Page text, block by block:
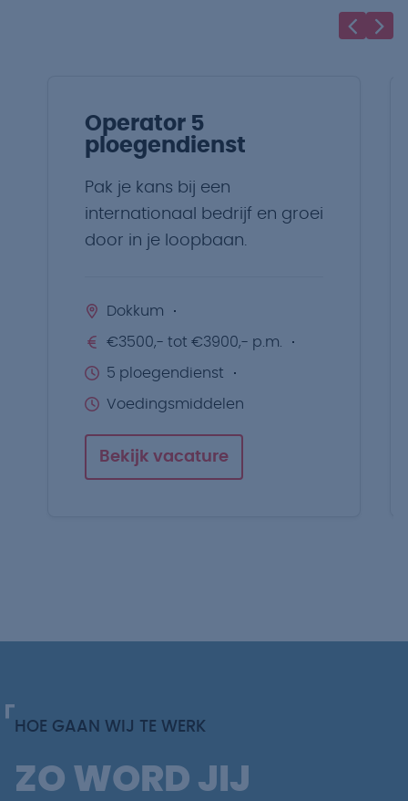
Operator 5
ploegendienst
Pak je kans bij een
internationaal bedrijf en groei
door in je loopbaan.
Dokkum
€3500,- tot €3900,- p.m.
5 ploegendienst
Voedingsmiddelen
Bekijk vacature
HOE GAAN WIJ TE WERK
ZO WORD JIJ